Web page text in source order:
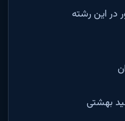
در این رشته
بهشتی